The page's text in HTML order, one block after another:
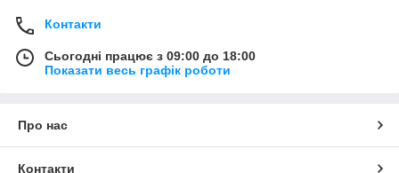
Контакти
Сьогодні працює з 09:00 до 18:00
Показати весь графік роботи
Про нас
Контакти